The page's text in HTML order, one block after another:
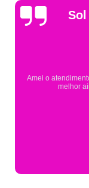
Pesquisei em mais
Eureka. Cheguei